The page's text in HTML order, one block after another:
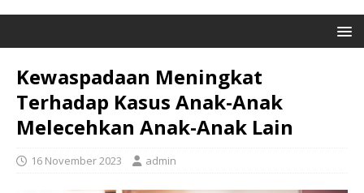
Kewaspadaan Meningkat
Terhadap Kasus Anak-Anak
Melecehkan Anak-Anak Lain
16 November 2023 admin